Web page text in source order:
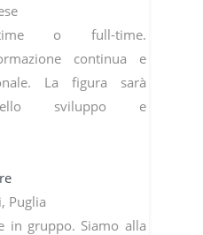
time o full-time.
continua e
La figura sarà
sviluppo e
Puglia
in gruppo. Siamo alla